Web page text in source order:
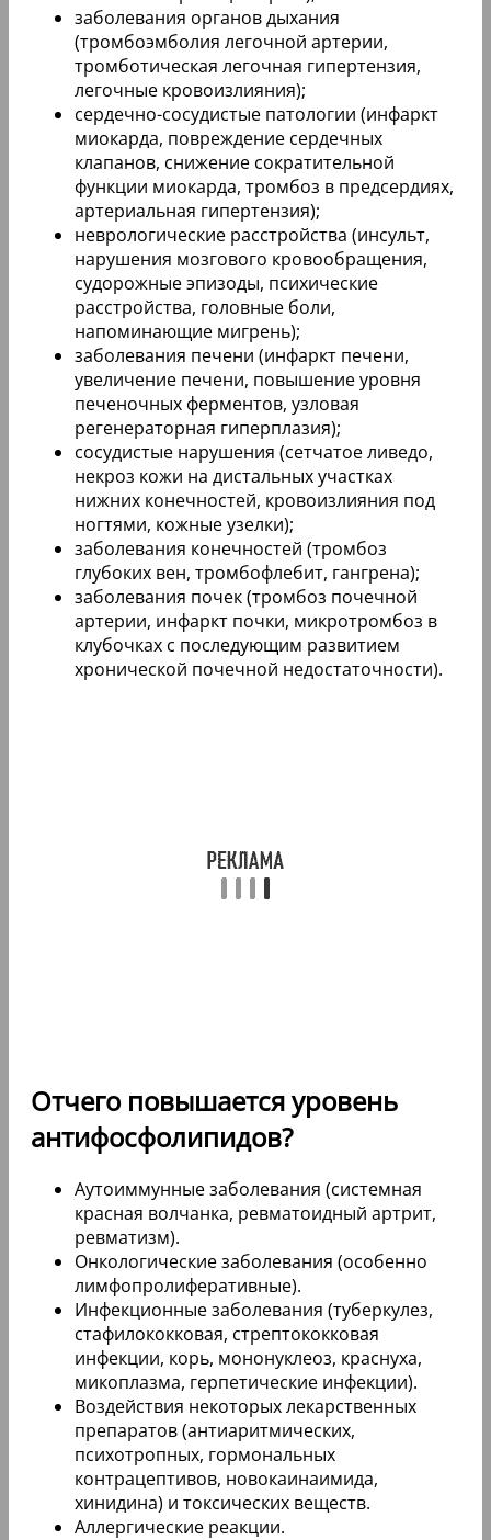
заболевания органов дыхания
(тромбоэмболия легочной артерии,
тромботическая легочная гипертензия,
легочные кровоизлияния);
сердечно-сосудистые патологии (инфаркт
миокарда, повреждение сердечных
клапанов, снижение сократительной
функции миокарда, тромбоз в предсердиях,
артериальная гипертензия);
неврологические расстройства (инсульт,
нарушения мозгового кровообращения,
судорожные эпизоды, психические
расстройства, головные боли,
напоминающие мигрень);
заболевания печени (инфаркт печени,
увеличение печени, повышение уровня
печеночных ферментов, узловая
регенераторная гиперплазия);
сосудистые нарушения (сетчатое ливедо,
некроз кожи на дистальных участках
нижних конечностей, кровоизлияния под
ногтями, кожные узелки);
заболевания конечностей (тромбоз
глубоких вен, тромбофлебит, гангрена);
заболевания почек (тромбоз почечной
артерии, инфаркт почки, микротромбоз в
клубочках с последующим развитием
хронической почечной недостаточности).
Отчего повышается уровень
антифосфолипидов?
Аутоиммунные заболевания (системная
красная волчанка, ревматоидный артрит,
ревматизм).
Онкологические заболевания (особенно
лимфопролиферативные).
Инфекционные заболевания (туберкулез,
стафилококковая, стрептококковая
инфекции, корь, мононуклеоз, краснуха,
микоплазма, герпетические инфекции).
Воздействия некоторых лекарственных
препаратов (антиаритмических,
психотропных, гормональных
контрацептивов, новокаинаимида,
хинидина) и токсических веществ.
Аллергические реакции.